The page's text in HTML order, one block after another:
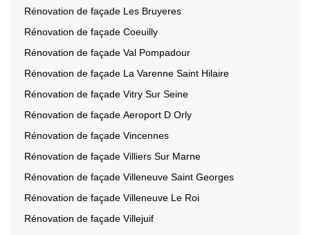
Rénovation de façade Les Bruyeres
Rénovation de façade Coeuilly
Rénovation de façade Val Pompadour
Rénovation de façade La Varenne Saint Hilaire
Rénovation de façade Vitry Sur Seine
Rénovation de façade Aeroport D Orly
Rénovation de façade Vincennes
Rénovation de façade Villiers Sur Marne
Rénovation de façade Villeneuve Saint Georges
Rénovation de façade Villeneuve Le Roi
Rénovation de façade Villejuif